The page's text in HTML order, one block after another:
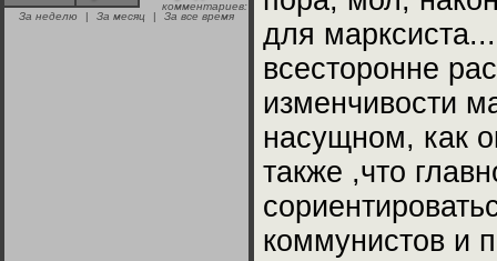
"Аркадий Коц" на
эгалите-фесте "Не
+28
для
всесторонне
изменчивости
насущном, как
также ,что
коммунистов и